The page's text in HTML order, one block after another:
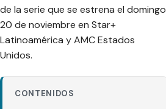
de la serie que se estrena el domingo
20 de noviembre en Star+
Latinoamérica y AMC Estados
Unidos.
CONTENIDOS